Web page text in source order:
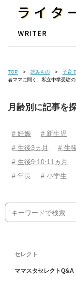
TOP 読みもの 子育
者ママに聞く、私立中学受験
月齢別に記事を
# 妊娠 # 新生児
# 生後3ヵ月
# 生
# 生後9⋅10⋅11ヵ月
# 年長
# 小学生
セレクト
ママスタセレクトQ&A